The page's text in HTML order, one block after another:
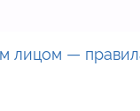
лицом —